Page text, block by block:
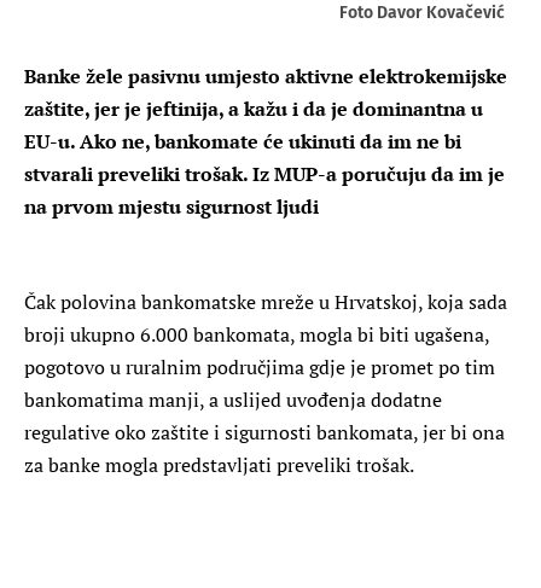
Foto Davor Kovačević
Banke žele pasivnu umjesto aktivne elektrokemijske
zaštite, jer je jeftinija, a kažu i da je dominantna u
EU-u. Ako ne, bankomate će ukinuti da im ne bi
stvarali preveliki trošak. Iz MUP-a poručuju da im je
na prvom mjestu sigurnost ljudi
Čak polovina bankomatske mreže u Hrvatskoj, koja sada
broji ukupno 6.000 bankomata, mogla bi biti ugašena,
pogotovo u ruralnim područjima gdje je promet po tim
bankomatima manji, a uslijed uvođenja dodatne
regulative oko zaštite i sigurnosti bankomata, jer bi ona
za banke mogla predstavljati preveliki trošak.